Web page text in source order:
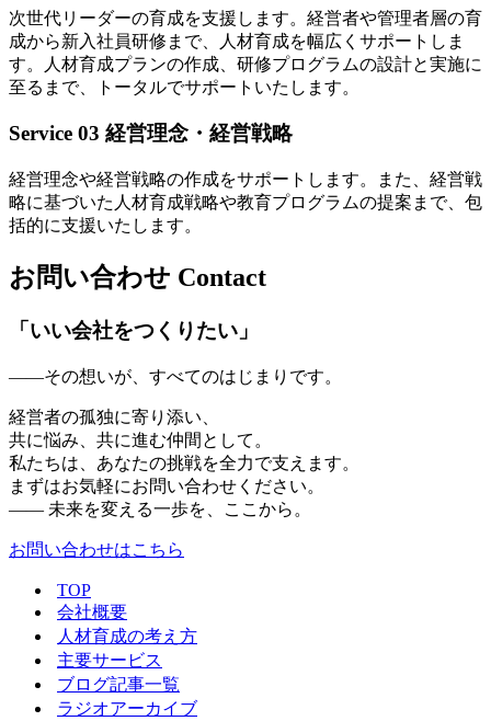
次世代リーダーの育成を支援します。経営者や管理者層の育
成から新入社員研修まで、人材育成を幅広くサポートしま
す。人材育成プランの作成、研修プログラムの設計と実施に
至るまで、トータルでサポートいたします。
Service 03 経営理念・経営戦略
経営理念や経営戦略の作成をサポートします。また、経営戦
略に基づいた人材育成戦略や教育プログラムの提案まで、包
括的に支援いたします。
お問い合わせ Contact
「いい会社をつくりたい」
——その想いが、すべてのはじまりです。
経営者の孤独に寄り添い、
共に悩み、共に進む仲間として。
私たちは、あなたの挑戦を全力で支えます。
まずはお気軽にお問い合わせください。
—— 未来を変える一歩を、ここから。
お問い合わせはこちら
TOP
会社概要
人材育成の考え方
主要サービス
ブログ記事一覧
ラジオアーカイブ